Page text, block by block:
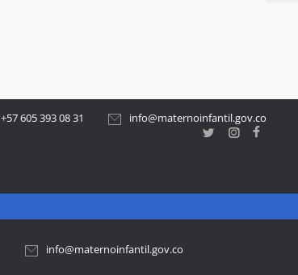
+57 605 393 08 31 info@maternoinfantil.gov.co
info@maternoinfantil.gov.co